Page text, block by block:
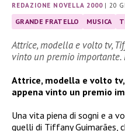
REDAZIONE NOVELLA 2000|20
GRANDE FRATELLO MUSICA
Attrice, modella e volto tv,
vinto un premio
Attrice, modella e volto
appena vinto un premio
Una vita piena di sogni e a
quelli di Tiffany Guimarães,